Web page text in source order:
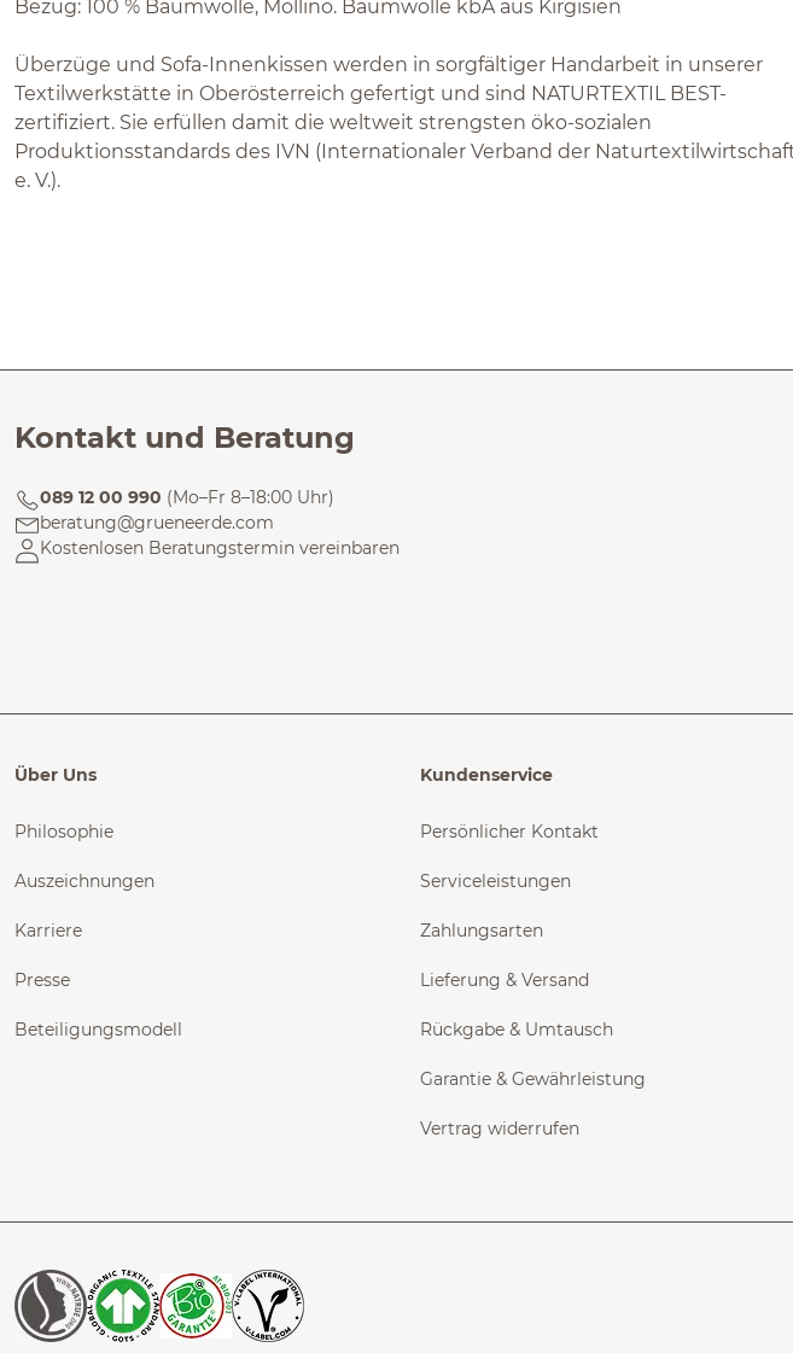
Bezug: 100 % Baumwolle, Mollino. Baumwolle kbA aus Kirgisien
Überzüge und Sofa-Innenkissen werden in sorgfältiger Handarbeit in unserer
Textilwerkstätte in Oberösterreich gefertigt und sind NATURTEXTIL BEST-
zertifiziert. Sie erfüllen damit die weltweit strengsten öko-sozialen
Produktionsstandards des IVN (Internationaler Verband der
e. V.).
Kontakt und Beratung
089 12 00 990 (Mo–Fr 8–18:00 Uhr)
beratung@grueneerde.com
Kostenlosen Beratungstermin vereinbaren
Über Uns
Philosophie
Auszeichnungen
Karriere
Presse
Beteiligungsmodell
Kundenservice
Persönlicher Kontakt
Serviceleistungen
Zahlungsarten
Lieferung & Versand
Rückgabe & Umtausch
Garantie & Gewährleistung
Vertrag widerrufen